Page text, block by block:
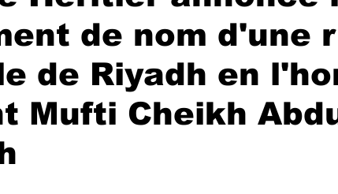
de nom d'une
de Riyadh en
Mufti Cheikh